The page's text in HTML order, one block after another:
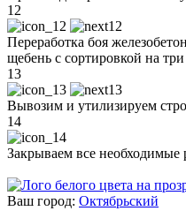
12
Переработка боя
щебень с сортировкой на
13
Вывозим и утилизируем
14
Закрываем все необходимые
Ваш город: Октябрьский